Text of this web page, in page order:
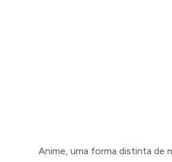
Anime, uma forma distinta de